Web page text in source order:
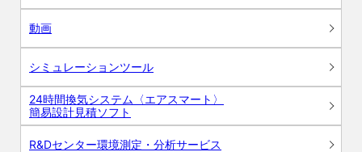
動画
シミュレーションツール
24時間換気システム〈エアスマート〉
簡易設計見積ソフト
R&Dセンター環境測定・分析サービス